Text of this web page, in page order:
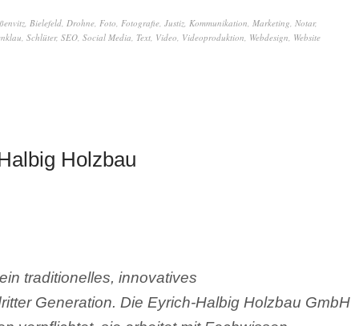
, Bielefeld, Drohne, Foto, Fotografie, Justiz, Kommunikation, Marketing, Notar,
, Schlüter, SEO, Social Media, Text, Video, Videoproduktion, Webdesign, Website
Holzbau
traditionelles, innovatives
Generation. Die Eyrich-Halbig Holzbau GmbH